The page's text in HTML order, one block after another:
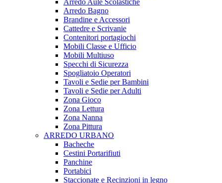
Arredo Aule Scolastiche
Arredo Bagno
Brandine e Accessori
Cattedre e Scrivanie
Contenitori portagiochi
Mobili Classe e Ufficio
Mobili Multiuso
Specchi di Sicurezza
Spogliatoio Operatori
Tavoli e Sedie per Bambini
Tavoli e Sedie per Adulti
Zona Gioco
Zona Lettura
Zona Nanna
Zona Pittura
ARREDO URBANO
Bacheche
Cestini Portarifiuti
Panchine
Portabici
Staccionate e Recinzioni in legno